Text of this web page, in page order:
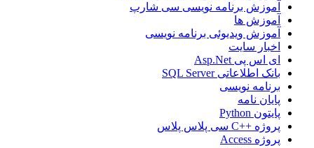
آموزش برنامه نویسی سی شارپ
آموزش ها
آموزش ویدیوئی برنامه نویسی
اخبار سایت
ای اس پی Asp.Net
بانک اطلاعاتی SQL Server
برنامه نویسی
پایان نامه
پایتون Python
پروژه ++C سی پلاس پلاس
پروژه Access